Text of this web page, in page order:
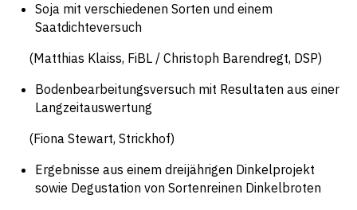
Soja mit verschiedenen Sorten und einem
Saatdichteversuch
(Matthias Klaiss, FiBL / Christoph Barendregt, DSP)
Bodenbearbeitungsversuch mit Resultaten aus einer
Langzeitauswertung
(Fiona Stewart, Strickhof)
Ergebnisse aus einem dreijährigen Dinkelprojekt
sowie Degustation von Sortenreinen Dinkelbroten